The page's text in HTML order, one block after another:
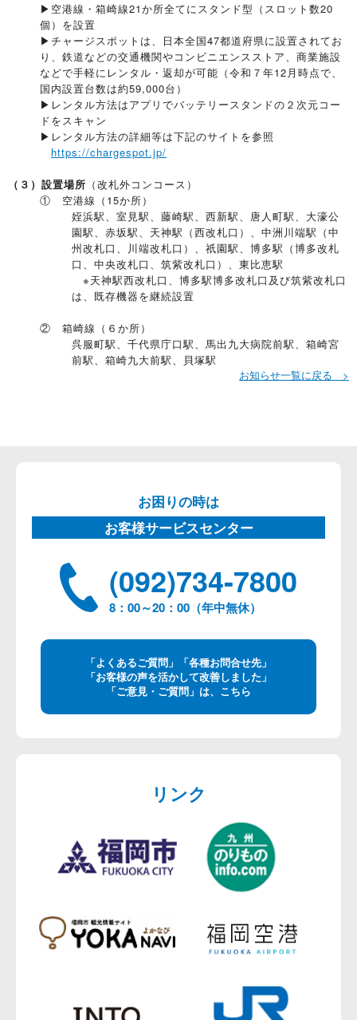
▶空港線・箱崎線21か所全てにスタンド型（スロット数20
個）を設置
▶チャージスポットは、日本全国47都道府県に設置されてお
り、鉄道などの交通機関やコンビニエンスストア、商業施設
などで手軽にレンタル・返却が可能（令和７年12月時点で、
国内設置台数は約59,000台）
▶レンタル方法はアプリでバッテリースタンドの２次元コー
ドをスキャン
▶レンタル方法の詳細等は下記のサイトを参照
https://chargespot.jp/
（３）設置場所 （改札外コンコース）
① 空港線（15か所）
姪浜駅、室見駅、藤崎駅、西新駅、唐人町駅、大濠公
園駅、赤坂駅、天神駅（西改札口）、中洲川端駅（中
州改札口、川端改札口）、祇園駅、博多駅（博多改札
口、中央改札口、筑紫改札口）、東比恵駅
※天神駅西改札口、博多駅博多改札口及び筑紫改札口
は、既存機器を継続設置
② 箱崎線（６か所）
呉服町駅、千代県庁口駅、馬出九大病院前駅、箱崎宮
前駅、箱崎九大前駅、貝塚駅
お知らせ一覧に戻る >
お困りの時は
お客様サービスセンター
(092)734-7800
8：00～20：00（年中無休）
「よくあるご質問」「各種お問合せ先」
「お客様の声を活かして改善しました」
「ご意見・ご質問」は、こちら
リンク